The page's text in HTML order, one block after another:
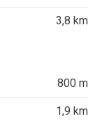
3,8 km
800 m
1,9 km